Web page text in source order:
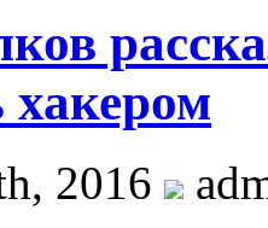
хакером
2016